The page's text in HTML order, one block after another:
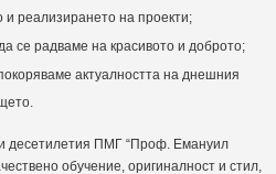
и реализирането на проекти;
се радваме на красивото и доброто;
актуалността на днешния
десетилетия ПМГ “Проф. Емануил
обучение, оригиналност и стил,